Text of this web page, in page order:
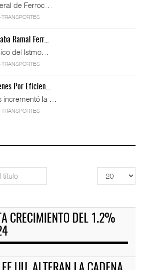
de Ferroc…
TRANSPORTES
Ramal Ferr…
del Istmo…
TRANSPORTES
Por Eficien…
incrementó la …
TRANSPORTES
Cantidad
a
CRECIMIENTO DEL 1.2%